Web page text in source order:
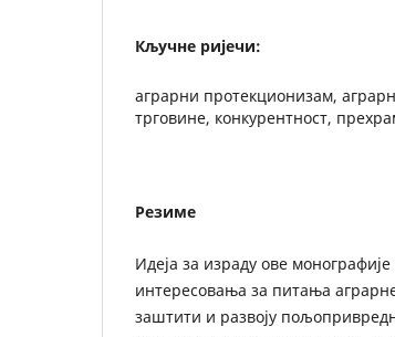
Кључне ријечи:
аграрни протекционизам,
трговине, конкурентност,
Резиме
Идеја за израду ове
интересовања за питања
заштити и развоју